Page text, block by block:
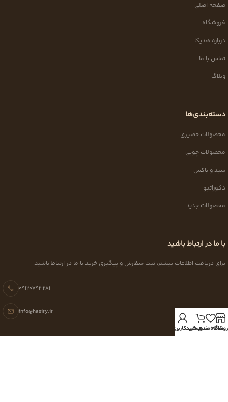
صفحه اصلی
فروشگاه
درباره هدیکا
تماس با ما
وبلاگ
دسته‌بندی‌ها
محصولات حصیری
محصولات چوبی
سبد و باکس
دکوراتیو
محصولات جدید
با ما در ارتباط باشید
برای دریافت اطلاعات بیشتر، ثبت سفارش و پیگیری خرید با ما در ارتباط باشید.
09120793281
info@hasiry.ir
علاقه مندیسبد خرید
حساب کاربری من